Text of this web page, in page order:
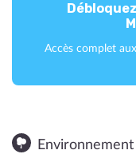
Accès complet
Environnement